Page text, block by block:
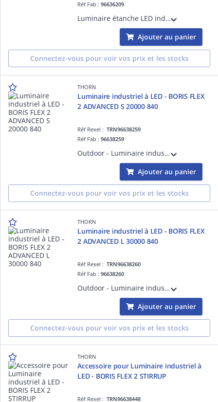
Réf Fab :96636209
Luminaire étanche LED industriel - HIPAK G4 M LED25000-840 WB HF QC5 - Alimentation pour luminaires LED ¿ 25000 lm ¿ 146.7W ¿ 30° ¿ 4000K ¿ IP65
Ajouter au panier
Connectez-vous pour voir vos prix et les stocks
THORN
Luminaire industriel à LED - BORIS FLEX
2 ADVANCED S 20000 840
Réf Rexel :TRN96638259
Réf Fab :96638259
Outdoor - Luminaire industriel à LED - BORIS FLEX 2 ADVANCED S 20000 840
Ajouter au panier
Connectez-vous pour voir vos prix et les stocks
THORN
Luminaire industriel à LED - BORIS FLEX
2 ADVANCED L 30000 840
Réf Rexel :TRN96638260
Réf Fab :96638260
Outdoor - Luminaire industriel à LED - BORIS FLEX 2 ADVANCED L 30000 840
Ajouter au panier
Connectez-vous pour voir vos prix et les stocks
THORN
Accessoire pour Luminaire industriel à
LED - BORIS FLEX 2 STIRRUP
Réf Rexel :TRN96638448